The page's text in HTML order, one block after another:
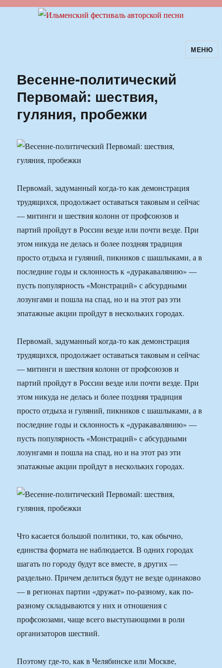
Ильменский фестиваль авторскойМЕНЮ
Весенне-политический
Первомай: шествия,
гуляния, пробежки
Первомай, задуманный когда-то как демонстрация
трудящихся, продолжает оставаться таковым и сейчас
— митинги и шествия колонн от профсоюзов и
партий пройдут в России везде или почти везде. При
этом никуда не делась и более поздняя традиция
просто отдыха и гуляний, пикников с шашлыками, а в
последние годы и склонность к «дуракавалянию» —
пусть популярность «Монстраций» с абсурдными
лозунгами и пошла на спад, но и на этот раз эти
эпатажные акции пройдут в нескольких городах.
Первомай, задуманный когда-то как демонстрация
трудящихся, продолжает оставаться таковым и сейчас
— митинги и шествия колонн от профсоюзов и
партий пройдут в России везде или почти везде. При
этом никуда не делась и более поздняя традиция
просто отдыха и гуляний, пикников с шашлыками, а в
последние годы и склонность к «дуракавалянию» —
пусть популярность «Монстраций» с абсурдными
лозунгами и пошла на спад, но и на этот раз эти
эпатажные акции пройдут в нескольких городах.
Что касается большой политики, то, как обычно,
единства формата не наблюдается. В одних городах
шагать по городу будут все вместе, в других —
раздельно. Причем делиться будут не везде одинаково
— в регионах партии «дружат» по-разному, как по-
разному складываются у них и отношения с
профсоюзами, чаще всего выступающими в роли
организаторов шествий.
Поэтому где-то, как в Челябинске или Москве,